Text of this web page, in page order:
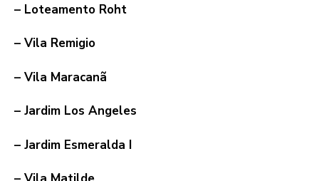
– Loteamento Roht
– Vila Remigio
– Vila Maracanã
– Jardim Los Angeles
– Jardim Esmeralda I